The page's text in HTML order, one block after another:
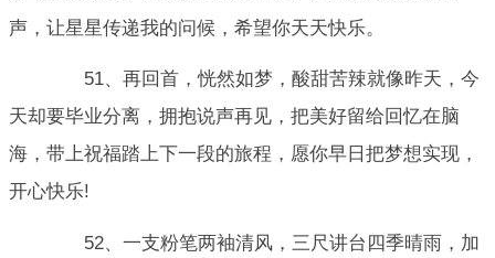
声，让星星传递我的问候，希望你天天快乐。
51、再回首，恍然如梦，酸甜苦辣就像昨天，今
天却要毕业分离，拥抱说声再见，把美好留给回忆在脑
海，带上祝福踏上下一段的旅程，愿你早日把梦想实现，
开心快乐!
52、一支粉笔两袖清风，三尺讲台四季晴雨，加